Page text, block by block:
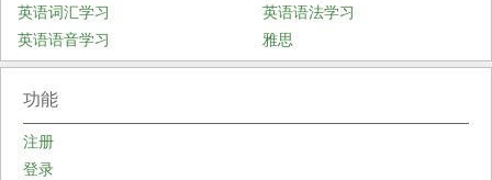
英语词汇学习
英语语法学习
英语语音学习
雅思
功能
注册
登录